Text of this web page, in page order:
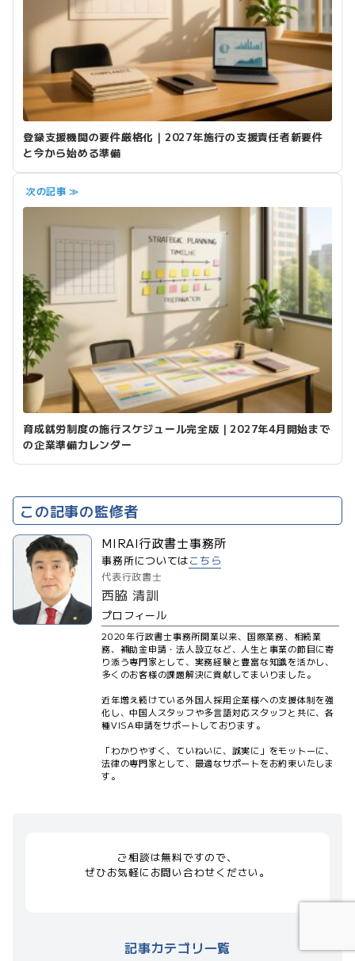
登録支援機関の要件厳格化｜2027年施行の支援責任者新要件
と今から始める準備
次の記事 ≫
育成就労制度の施行スケジュール完全版｜2027年4月開始まで
の企業準備カレンダー
この記事の監修者
MIRAI行政書士事務所
事務所についてはこちら
代表行政書士
西脇 清訓
プロフィール
2020年行政書士事務所開業以来、国際業務、相続業
務、補助金申請・法人設立など、人生と事業の節目に寄
り添う専門家として、実務経験と豊富な知識を活かし、
多くのお客様の課題解決に貢献してまいりました。
近年増え続けている外国人採用企業様への支援体制を強
化し、中国人スタッフや多言語対応スタッフと共に、各
種VISA申請をサポートしております。
「わかりやすく、ていねいに、誠実に」をモットーに、
法律の専門家として、最適なサポートをお約束いたしま
す。
ご相談は無料ですので、
ぜひお気軽にお問い合わせください。
記事カテゴリ一覧